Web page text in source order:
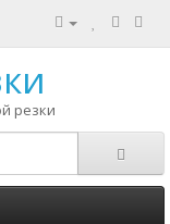
резки